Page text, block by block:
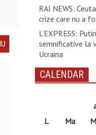
RAI NEWS:
crize care nu a
L’EXPRESS:
semnificative la
Ucraina
CALENDAR
L
Ma